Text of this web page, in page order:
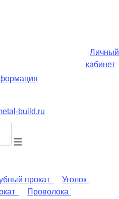
Личный
кабинет
прокат
Уголок
Проволока